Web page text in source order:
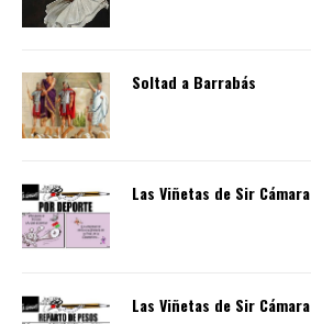
Soltad a Barrabás
Las Viñetas de Sir Cámara
Las Viñetas de Sir Cámara